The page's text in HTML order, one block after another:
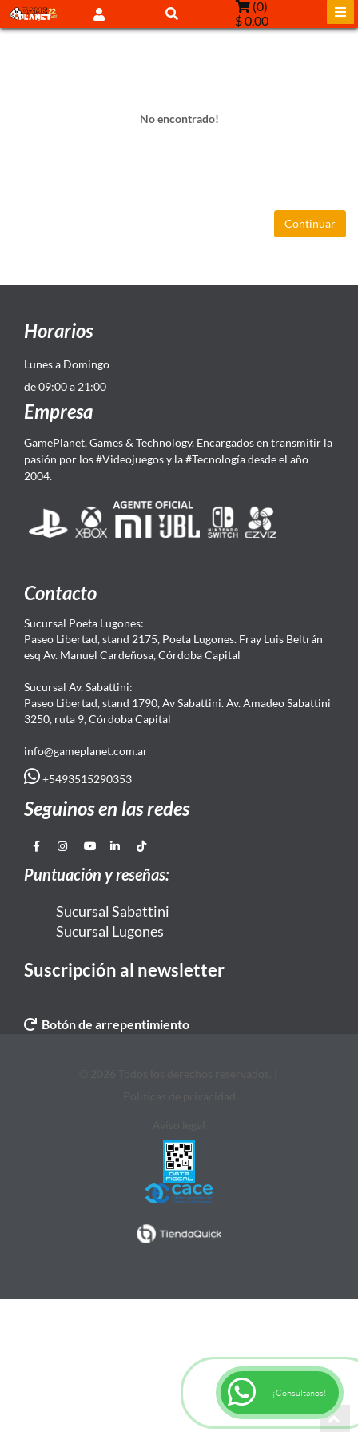
(0)
$ 0,00
No encontrado!
Continuar
Horarios
Lunes a Domingo
de 09:00 a 21:00
Empresa
GamePlanet, Games & Technology. Encargados en transmitir la
pasión por los #Videojuegos y la #Tecnología desde el año
2004.
Contacto
Sucursal Poeta Lugones:
Paseo Libertad, stand 2175, Poeta Lugones. Fray Luis Beltrán
esq Av. Manuel Cardeñosa, Córdoba Capital
Sucursal Av. Sabattini:
Paseo Libertad, stand 1790, Av Sabattini. Av. Amadeo Sabattini
3250, ruta 9, Córdoba Capital
info@gameplanet.com.ar
+5493515290353
Seguinos en las redes
Puntuación y reseñas:
Sucursal Sabattini
Sucursal Lugones
Suscripción al newsletter
Botón de arrepentimiento
¡Consultanos!